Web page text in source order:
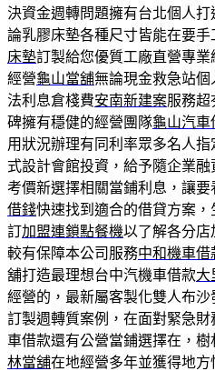
決資金週轉問題擁有台北個人
論乳膠床墊各種尺寸皆能在要
床墊訂製給您優質工廠直營專
經營龜山當舖無論現金救急站
法利息倉棧費安南新建案服務超
碑擁有穩健的經營團隊龜山汽車
用狀況辦理有同利率眾多名人指
式設計會館投資，給予隨企業融
考價新選擇相關當鋪利息，讓
借錢快速找到適合的借貸方案
訂加盟連鎖點餐機以了解各分店
較有保障本公司服務中和機車借
舖打造最理想台中汽機車借款大
經營的，最新屬客製化雙人布沙
訂製週轉質案例，在面對緊急
車借款還有公營當鋪選擇在，
林當舖在地經營多年並獲得地方